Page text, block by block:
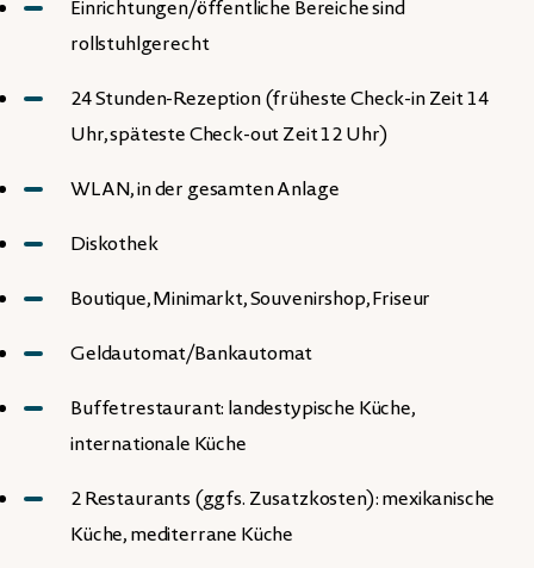
Einrichtungen/öffentliche Bereiche sind
rollstuhlgerecht
24 Stunden-Rezeption (früheste Check-in Zeit 14
Uhr, späteste Check-out Zeit 12 Uhr)
WLAN, in der gesamten Anlage
Diskothek
Boutique, Minimarkt, Souvenirshop, Friseur
Geldautomat/Bankautomat
Buffetrestaurant: landestypische Küche,
internationale Küche
2 Restaurants (ggfs. Zusatzkosten): mexikanische
Küche, mediterrane Küche